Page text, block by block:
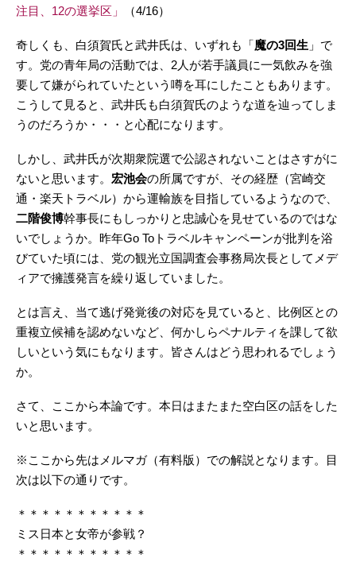
注目、12の選挙区」
（4/16）
奇しくも、白須賀氏と武井氏は、いずれも「魔の3回生 」で
す。党の青年局の活動では、2人が若手議員に一気飲みを強
要して嫌がられていたという噂を耳にしたこともあります。
こうして見ると、武井氏も白須賀氏のような道を辿ってしま
うのだろうか・・・と心配になります。
しかし、武井氏が次期衆院選で公認されないことはさすがに
ないと思います。 宏池会の所属ですが、その経歴（宮崎交
通・楽天トラベル）から運輸族を目指しているようなので、
二階俊博幹事長にもしっかりと忠誠心を見せているのではな
いでしょうか。昨年Go Toトラベルキャンペーンが批判を浴
びていた頃には、党の観光立国調査会事務局次長としてメデ
ィアで擁護発言を繰り返していました。
とは言え、当て逃げ発覚後の対応を見ていると、比例区との
重複立候補を認めないなど、何かしらペナルティを課して欲
しいという気にもなります。皆さんはどう思われるでしょう
か。
さて、ここから本論です。本日はまたまた空白区の話をした
いと思います。
※ここから先はメルマガ（有料版）での解説となります。目
次は以下の通りです。
＊＊＊＊＊＊＊＊＊＊＊
ミス日本と女帝が参戦？
＊＊＊＊＊＊＊＊＊＊＊